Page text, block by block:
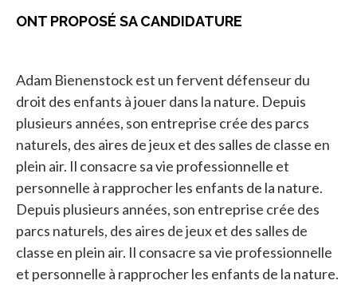
ONT PROPOSÉ SA CANDIDATURE
Adam Bienenstock est un fervent défenseur du
droit des enfants à jouer dans la nature. Depuis
plusieurs années, son entreprise crée des parcs
naturels, des aires de jeux et des salles de classe en
plein air. Il consacre sa vie professionnelle et
personnelle à rapprocher les enfants de la nature.
Depuis plusieurs années, son entreprise crée des
parcs naturels, des aires de jeux et des salles de
classe en plein air. Il consacre sa vie professionnelle
et personnelle à rapprocher les enfants de la nature.